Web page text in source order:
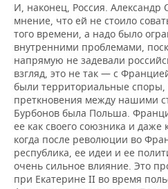
И, наконец, Россия.
мнение, что ей не стоило
того времени, а надо было
внутренними проблемами,
напрямую не задевали
взгляд, это не так — с
были территориальные споры,
преткновения между нашими
Бурбонов была Польша.
ее как своего союзника и даже
когда после революции во
республика, ее идеи и ее
очень сильное влияние. Это
при Екатерине II во время